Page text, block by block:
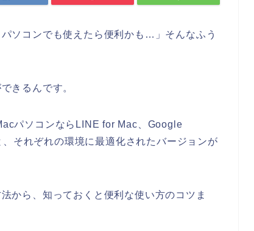
ソコンでも使えたら便利かも…」そんなふう
きるんです。
パソコンならLINE for Mac、Google
それぞれの環境に最適化されたバージョンが
から、知っておくと便利な使い方のコツま